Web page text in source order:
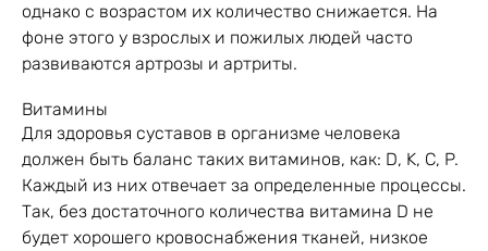
однако с возрастом их количество снижается. На
фоне этого у взрослых и пожилых людей часто
развиваются артрозы и артриты.
Витамины
Для здоровья суставов в организме человека
должен быть баланс таких витаминов, как: D, K, C, P.
Каждый из них отвечает за определенные процессы.
Так, без достаточного количества витамина D не
будет хорошего кровоснабжения тканей, низкое